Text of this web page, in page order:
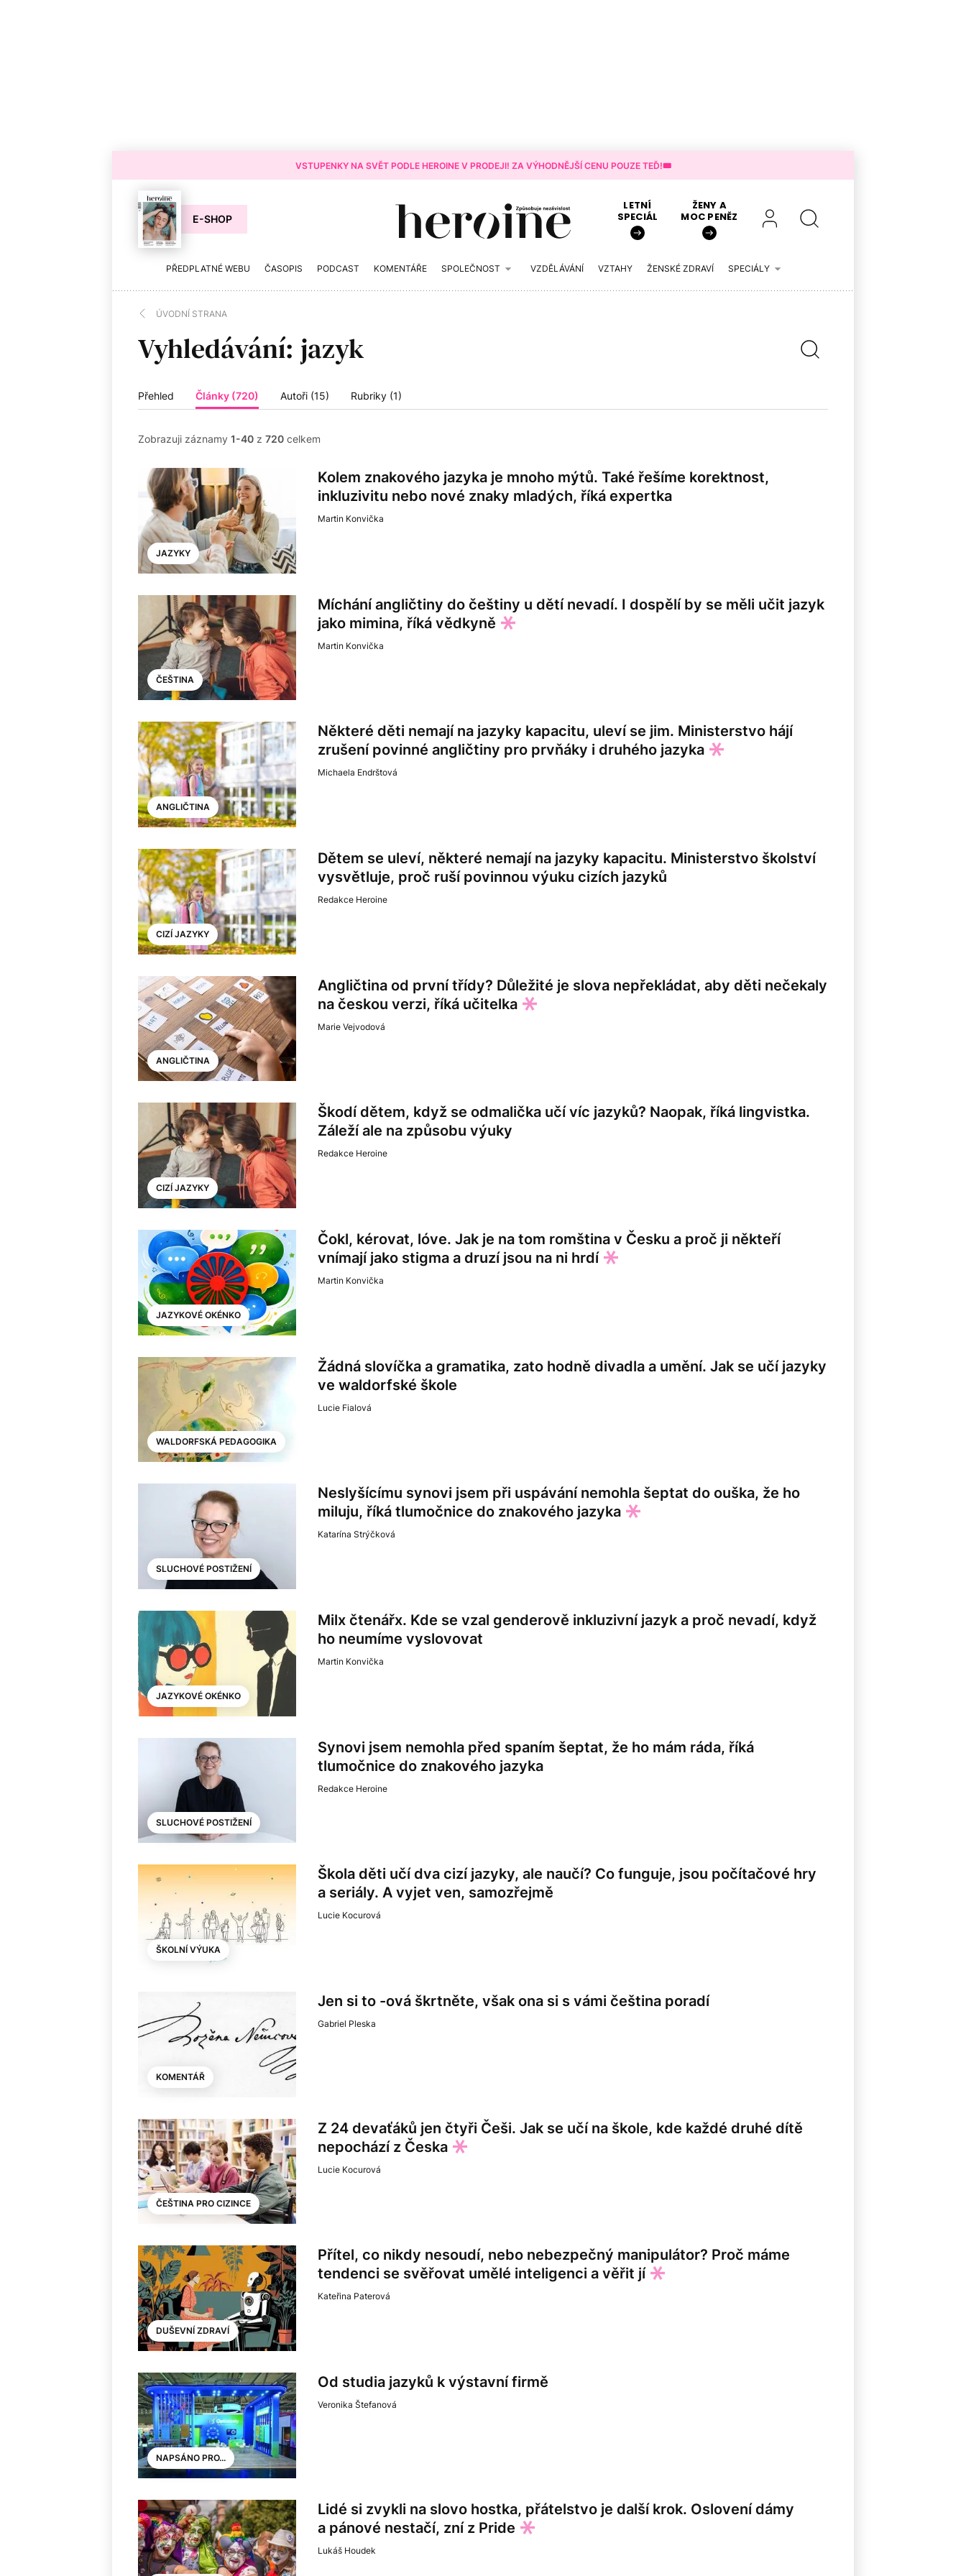
VSTUPENKY NA SVĚT PODLE HEROINE V PRODEJI! ZA VÝHODNĚJŠÍ CENU POUZE TEĎ!🎟️
E-SHOP
LETNÍ
SPECIÁL
ŽENY A
MOC PENĚZ
PŘEDPLATNÉ WEBU ČASOPIS PODCAST KOMENTÁŘE SPOLEČNOST VZDĚLÁVÁNÍ VZTAHY ŽENSKÉ ZDRAVÍ SPECIÁLY
ÚVODNÍ STRANA
Vyhledávání:
Přehled Články (720) Autoři (15) Rubriky (1)
Zobrazuji záznamy 1-40 z 720 celkem
JAZYKY
Kolem znakového jazyka je mnoho mýtů. Také řešíme korektnost,
inkluzivitu nebo nové znaky mladých, říká expertka
Martin Konvička
ČEŠTINA
Míchání angličtiny do češtiny u dětí nevadí. I dospělí by se měli učit jazyk
jako mimina, říká vědkyně
Martin Konvička
ANGLIČTINA
Některé děti nemají na jazyky kapacitu, uleví se jim. Ministerstvo hájí
zrušení povinné angličtiny pro prvňáky i druhého jazyka
Michaela Endrštová
CIZÍ JAZYKY
Dětem se uleví, některé nemají na jazyky kapacitu. Ministerstvo školství
vysvětluje, proč ruší povinnou výuku cizích jazyků
Redakce Heroine
ANGLIČTINA
Angličtina od první třídy? Důležité je slova nepřekládat, aby děti nečekaly
na českou verzi, říká učitelka
Marie Vejvodová
CIZÍ JAZYKY
Škodí dětem, když se odmalička učí víc jazyků? Naopak, říká lingvistka.
Záleží ale na způsobu výuky
Redakce Heroine
JAZYKOVÉ OKÉNKO
Čokl, kérovat, lóve. Jak je na tom romština v Česku a proč ji někteří
vnímají jako stigma a druzí jsou na ni hrdí
Martin Konvička
WALDORFSKÁ PEDAGOGIKA
Žádná slovíčka a gramatika, zato hodně divadla a umění. Jak se učí jazyky
ve waldorfské škole
Lucie Fialová
SLUCHOVÉ POSTIŽENÍ
Neslyšícímu synovi jsem při uspávání nemohla šeptat do ouška, že ho
miluju, říká tlumočnice do znakového jazyka
Katarína Strýčková
JAZYKOVÉ OKÉNKO
Milx čtenářx. Kde se vzal genderově inkluzivní jazyk a proč nevadí, když
ho neumíme vyslovovat
Martin Konvička
SLUCHOVÉ POSTIŽENÍ
Synovi jsem nemohla před spaním šeptat, že ho mám ráda, říká
tlumočnice do znakového jazyka
Redakce Heroine
ŠKOLNÍ VÝUKA
Škola děti učí dva cizí jazyky, ale naučí? Co funguje, jsou počítačové hry
a seriály. A vyjet ven, samozřejmě
Lucie Kocurová
KOMENTÁŘ
Jen si to -ová škrtněte, však ona si s vámi čeština poradí
Gabriel Pleska
ČEŠTINA PRO CIZINCE
Z 24 devaťáků jen čtyři Češi. Jak se učí na škole, kde každé druhé dítě
nepochází z Česka
Lucie Kocurová
DUŠEVNÍ ZDRAVÍ
Přítel, co nikdy nesoudí, nebo nebezpečný manipulátor? Proč máme
tendenci se svěřovat umělé inteligenci a věřit jí
Kateřina Paterová
NAPSÁNO PRO...
Od studia jazyků k výstavní firmě
Veronika Štefanová
Lidé si zvykli na slovo hostka, přátelstvo je další krok. Oslovení dámy
a pánové nestačí, zní z Pride
Lukáš Houdek